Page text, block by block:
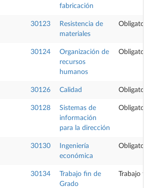
fabricación
30123
Resistencia de
materiales
30124
Organización de
recursos
humanos
30126 Calidad
30128
Sistemas de
información
para la dirección
30130
Ingeniería
económica
30134
Trabajo fin de
Grado
Trabajo